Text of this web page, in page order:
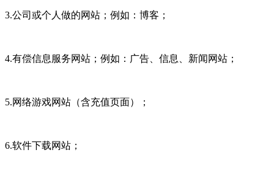
3.公司或个人做的网站；例如：博客；
4.有偿信息服务网站；例如：广告、信息、新闻网站；
5.网络游戏网站（含充值页面）；
6.软件下载网站；